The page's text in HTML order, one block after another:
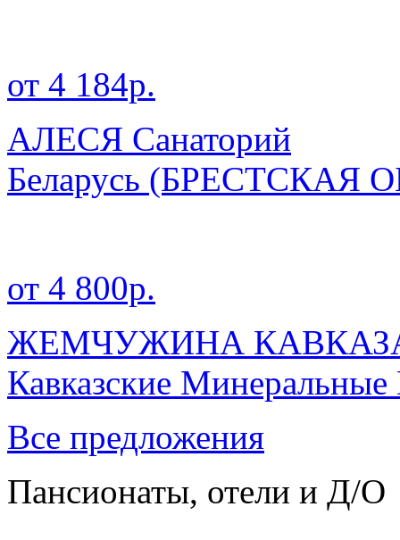
от 4 184р.
АЛЕСЯ Санаторий
Беларусь (БРЕСТСКАЯ
от 4 800р.
ЖЕМЧУЖИНА КАВКАЗА
Кавказские
Все предложения
Пансионаты, отели и Д/О